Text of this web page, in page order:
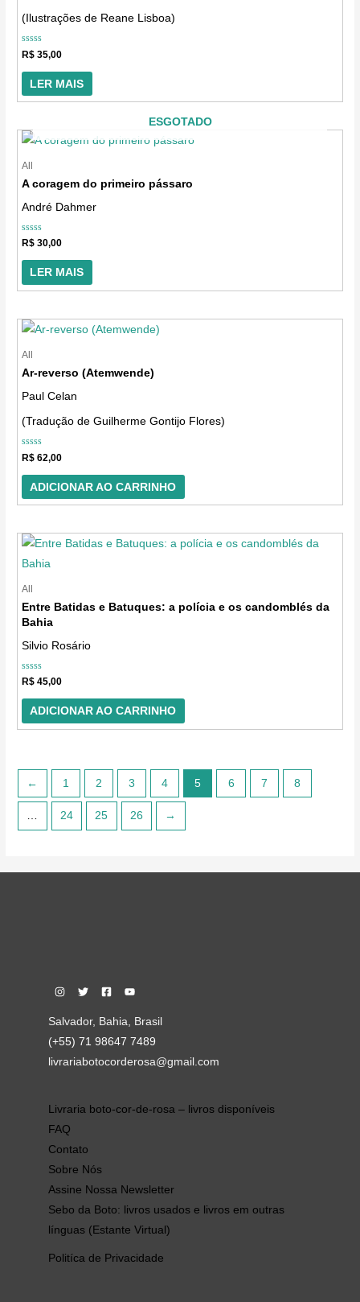
(Ilustrações de Reane Lisboa)
Avaliação
0
de
R$ 35,00
LER MAIS
ESGOTADO
All
A coragem do primeiro pássaro
André Dahmer
Avaliação
de
R$ 30,00
LER MAIS
All
Ar-reverso (Atemwende)
Paul Celan
(Tradução de Guilherme Gontijo Flores)
Avaliação
0
de
R$ 62,00
ADICIONAR AO CARRINHO
All
Entre Batidas e Batuques: a polícia e os candomblés da
Bahia
Silvio Rosário
Avaliação
de
R$ 45,00
ADICIONAR AO CARRINHO
← 1 2 3 4 5 6 7 8
… 24 25 26 →
Salvador, Bahia, Brasil
(+55) 71 98647 7489
livrariabotocorderosa@gmail.com
Livraria boto-cor-de-rosa – livros disponíveis
FAQ
Contato
Sobre Nós
Assine Nossa Newsletter
Sebo da Boto: livros usados e livros em outras
línguas (Estante Virtual)
Politíca de Privacidade